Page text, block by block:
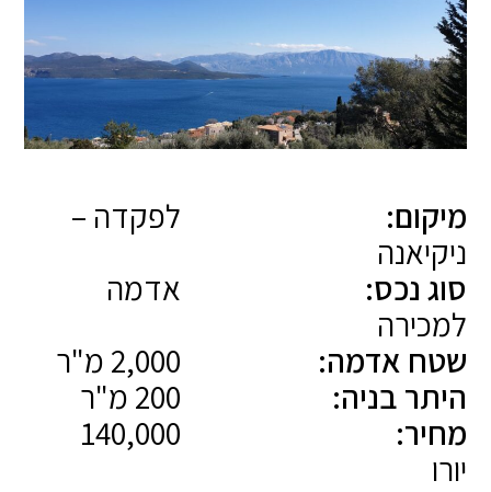
מיקום:
לפקדה –
ניקיאנה
סוג נכס:
אדמה
למכירה
שטח אדמה:
היתר בניה:
מחיר:
יורו